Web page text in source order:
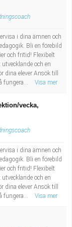
i dina ämnen och
Bli en förebild
och fritid! Flexibelt
och en
elever Ansök till
fungera...
Visa mer
vecka,
i dina ämnen och
Bli en förebild
och fritid! Flexibelt
och en
elever Ansök till
fungera...
Visa mer